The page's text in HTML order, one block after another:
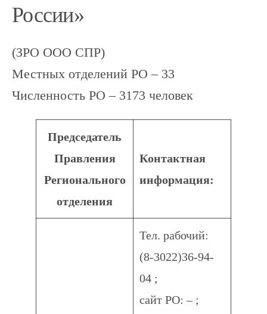
России»
(ЗРО ООО СПР)
Местных отделений РО – 33
Численность РО – 3173 человек
Председатель
Правления
Регионального
отделения
Контактная
информация:
Тел. рабочий:
(8-3022)36-94-
04 ;
сайт РО: – ;